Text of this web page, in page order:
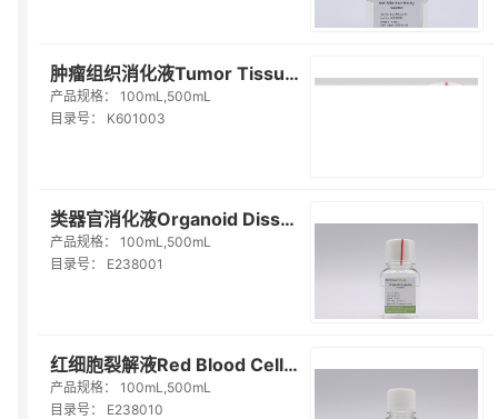
肿瘤组织消化液Tumor Tissue Digestion Solution（K601003）
产品规格：
100mL,500mL
目录号：
K601003
类器官消化液Organoid Dissociation Solution（E238001）
产品规格：
100mL,500mL
目录号：
E238001
红细胞裂解液Red Blood Cell Lysis Solution（E238010）
产品规格：
100mL,500mL
目录号：
E238010